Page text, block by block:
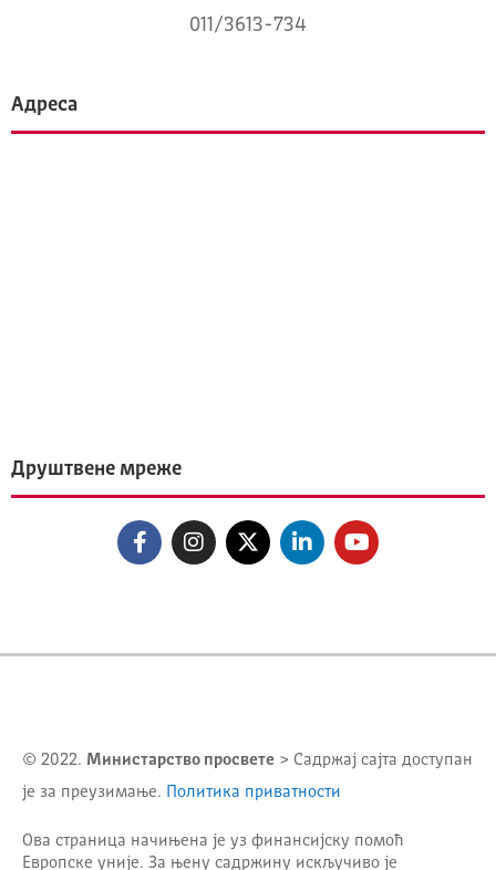
011/3613-734
Адреса
Друштвене мреже
© 2022. Министарство просвете > Садржај сајта доступан
је за преузимање. Политика приватности
Ова страница начињена је уз финансијску помоћ
Европске уније. За њену садржину искључиво је